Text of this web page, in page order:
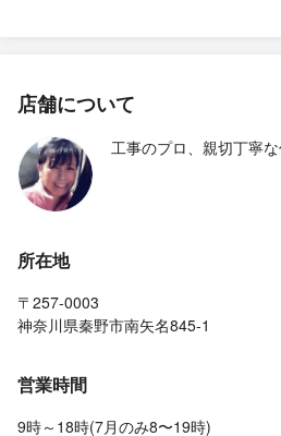
店舗について
工事のプロ、親切丁寧な
所在地
〒257-0003
神奈川県秦野市南矢名845-1
営業時間
9時～18時(7月のみ8〜19時)